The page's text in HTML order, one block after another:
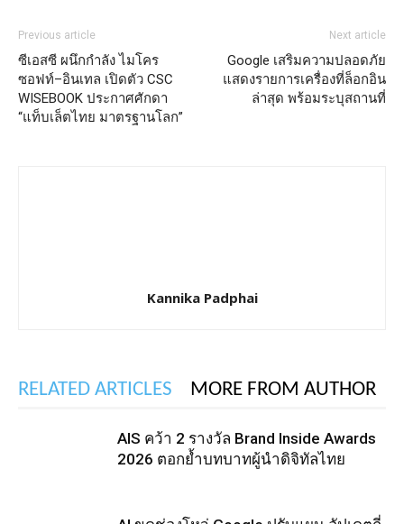
Previous article
ซีเอสซี ผนึกกำลัง ไมโคร
ซอฟท์–อินเทล เปิดตัว CSC
WISEBOOK ประกาศศักดา
“แท็บเล็ตไทย มาตรฐานโลก”
Next article
Google เสริมความปลอดภัย
แสดงรายการเครื่องที่ล็อกอิน
ล่าสุด พร้อมระบุสถานที่
Kannika Padphai
RELATED ARTICLES MORE FROM AUTHOR
AIS คว้า 2 รางวัล Brand Inside Awards
2026 ตอกย้ำบทบาทผู้นำดิจิทัลไทย